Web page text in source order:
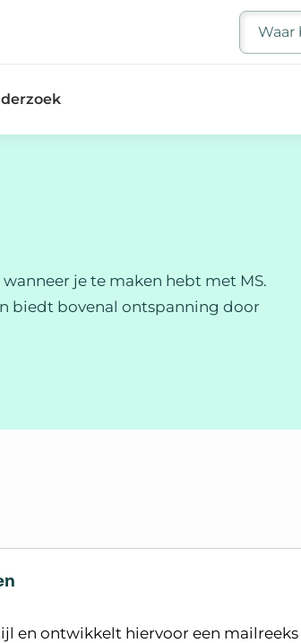
Zoeken
je te maken hebt met MS.
biedt bovenal ontspanning door
en ontwikkelt hiervoor een mailreeks